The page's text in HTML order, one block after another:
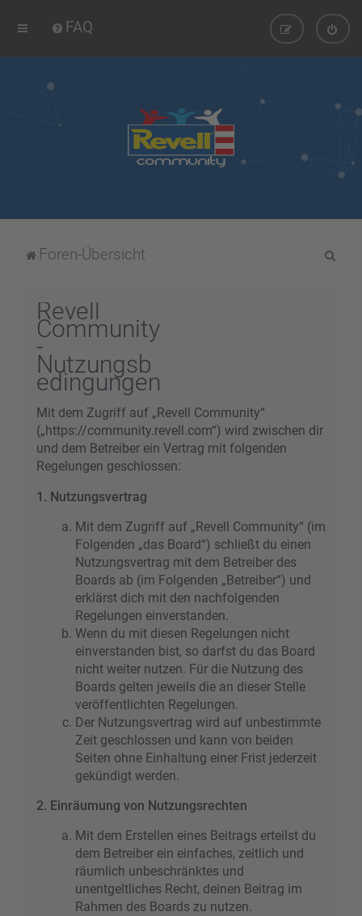
FAQ
Foren-Übersicht
Revell
Community
-
Nutzungsb
edingungen
Mit dem Zugriff auf „Revell Community“
(„https://community.revell.com“) wird zwischen dir
und dem Betreiber ein Vertrag mit folgenden
Regelungen geschlossen:
1. Nutzungsvertrag
Mit dem Zugriff auf „Revell Community“ (im
Folgenden „das Board“) schließt du einen
Nutzungsvertrag mit dem Betreiber des
Boards ab (im Folgenden „Betreiber“) und
erklärst dich mit den nachfolgenden
Regelungen einverstanden.
Wenn du mit diesen Regelungen nicht
einverstanden bist, so darfst du das Board
nicht weiter nutzen. Für die Nutzung des
Boards gelten jeweils die an dieser Stelle
veröffentlichten Regelungen.
Der Nutzungsvertrag wird auf unbestimmte
Zeit geschlossen und kann von beiden
Seiten ohne Einhaltung einer Frist jederzeit
gekündigt werden.
2. Einräumung von Nutzungsrechten
Mit dem Erstellen eines Beitrags erteilst du
dem Betreiber ein einfaches, zeitlich und
räumlich unbeschränktes und
unentgeltliches Recht, deinen Beitrag im
Rahmen des Boards zu nutzen.